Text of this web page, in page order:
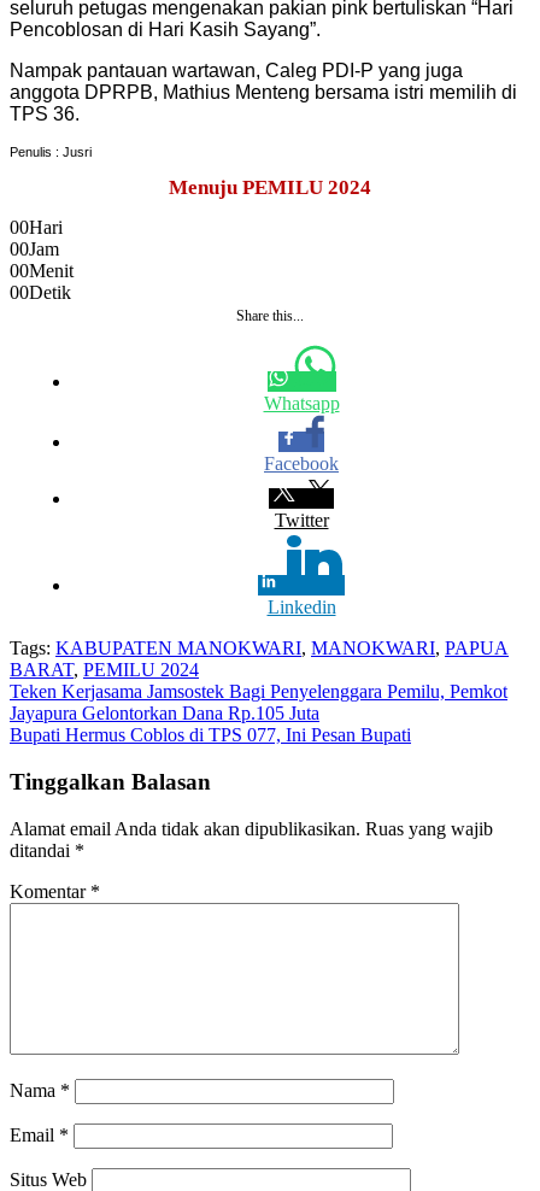
seluruh petugas mengenakan pakian pink bertuliskan “Hari
Pencoblosan di Hari Kasih Sayang”.
Nampak pantauan wartawan, Caleg PDI-P yang juga
anggota DPRPB, Mathius Menteng bersama istri memilih di
TPS 36.
Penulis : Jusri
Menuju PEMILU 2024
00Hari
00Jam
00Menit
00Detik
Share this...
Whatsapp
Facebook
Twitter
Linkedin
Tags: KABUPATEN MANOKWARI, MANOKWARI, PAPUA
BARAT, PEMILU 2024
Navigasi
pos
Teken Kerjasama Jamsostek Bagi Penyelenggara Pemilu, Pemkot
Jayapura Gelontorkan Dana Rp.105 Juta
Bupati Hermus Coblos di TPS 077, Ini Pesan Bupati
Tinggalkan Balasan
Alamat email Anda tidak akan dipublikasikan. Ruas yang wajib
ditandai *
Komentar *
Nama *
Email *
Situs Web